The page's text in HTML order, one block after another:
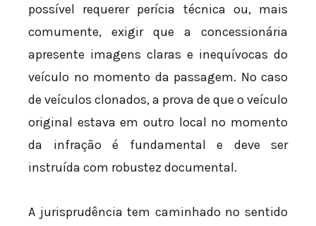
possível requerer perícia técnica ou, mais
comumente, exigir que a concessionária
apresente imagens claras e inequívocas do
veículo no momento da passagem. No caso
de veículos clonados, a prova de que o veículo
original estava em outro local no momento
da infração é fundamental e deve ser
instruída com robustez documental.
A jurisprudência tem caminhado no sentido